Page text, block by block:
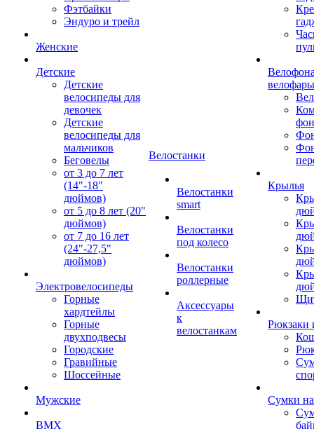
Фэтбайки
Эндуро и трейл
Женские
Детские
Детские
велосипеды для
девочек
Детские
велосипеды для
мальчиков
Беговелы
от 3 до 7 лет
(14"-18"
дюймов)
от 5 до 8 лет (20"
дюймов)
от 7 до 16 лет
(24"-27,5"
дюймов)
Электровелосипеды
Горные
хардтейлы
Горные
двухподвесы
Городские
Гравийные
Шоссейные
Мужские
BMX
Велостанки
Велостанки
smart
Велостанки
под колесо
Велостанки
роллерные
Аксессуары
к
велостанкам
велофары
Крылья
Рюкзаки
Сумки